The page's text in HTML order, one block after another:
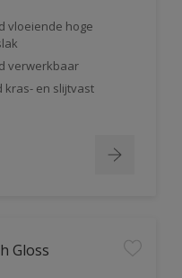
vloeiende hoge
verwerkbaar
kras- en slijtvast
Gloss